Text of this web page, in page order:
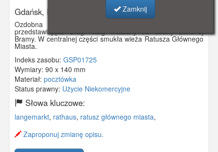
Gdańsk, Długi Targ i Ratusz
Ozdobna pocztówka (z tłoczonym ornamentem)
przedstawiająca Długi Targ widziany od strony Zielonej
Bramy. W centralnej części smukła wieża Ratusza Głównego
Miasta.
Indeks zasobu: GSP01725
Wymiary: 90 x 140 mm
Materiał: pocztówka
Status prawny: Użycie Niekomercyjne
Słowa kluczowe:
langemarkt, rathaus, ratusz głównego miasta,
Zaproponuj zmianę opisu.
Zamknij